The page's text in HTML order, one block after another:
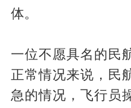
体。
一位不愿具名的民
正常情况来说，民
急的情况，飞行员